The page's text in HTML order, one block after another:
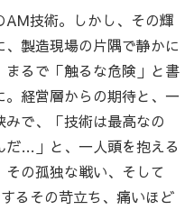
技術。しかし、その輝
製造現場の片隅で静かに
るで「触るな危険」と書
経営層からの期待と、一
で、「技術は最高なの
だ…」と、一人頭を抱える
の孤独な戦い、そして
るその苛立ち、痛いほど